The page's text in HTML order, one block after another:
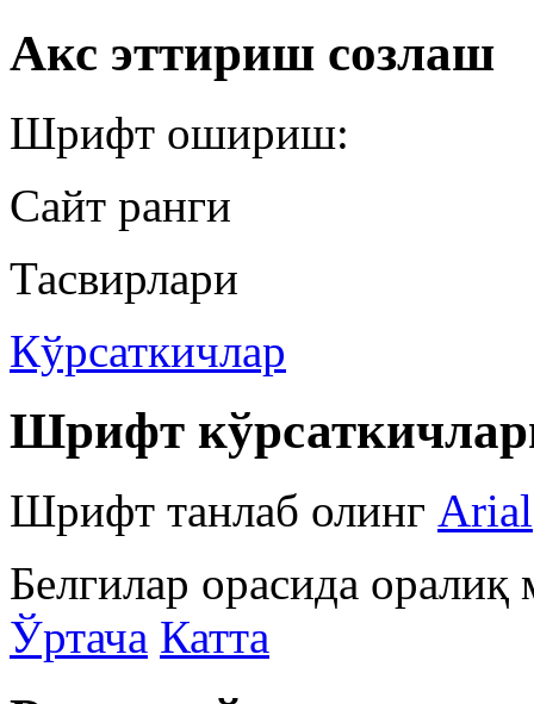
Акс эттириш созлаш
Шрифт ошириш:
Сайт ранги
Тасвирлари
Кўрсаткичлар
Шрифт
Шрифт танлаб олинг Arial
Белгилар орасида
Ўртача Катта